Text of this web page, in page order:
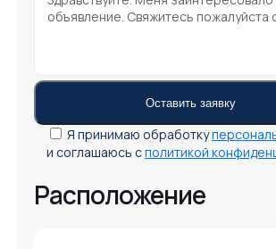
Я принимаю обработку
и соглашаюсь сполитикой
Расположение